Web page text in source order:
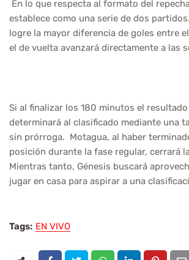
En lo que respecta al formato del
establece como una serie de dos
logre la mayor diferencia de goles entre
el de vuelta avanzará directamente a las
Si al finalizar los 180 minutos el
determinará al clasificado mediante una
sin prórroga. Motagua, al haber
posición durante la fase regular, cerrará
Mientras tanto, Génesis buscará
jugar en casa para aspirar a una
Tags: EN VIVO